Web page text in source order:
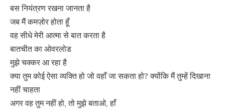
बस नियंत्रण रखना जानता है
जब मैं कमज़ोर होता हूँ
वह सीधे मेरी आत्मा से बात करता है
बातचीत का ओवरलोड
मुझे चक्कर आ रहा है
क्या तुम कोई ऐसा व्यक्ति हो जो वहाँ जा सकता हो? क्योंकि मैं तुम्हें दिखाना
नहीं चाहता
अगर वह तुम नहीं हो, तो मुझे बताओ, हाँ